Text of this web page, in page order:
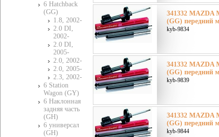
6 Hatchback
(GG)
1.8, 2002-
2.0 DI,
2002-
2.0 DI,
2005-
2.0, 2002-
2.0, 2005-
2.3, 2002-
6 Station
Wagon (GY)
6 Наклонная
задняя часть
(GH)
6 универсал
(GH)
341332 MAZDA
(GG) передний
kyb-9834
341332 MAZDA
(GG) передний
kyb-9839
341332 MAZDA
(GG) передний
kyb-9844